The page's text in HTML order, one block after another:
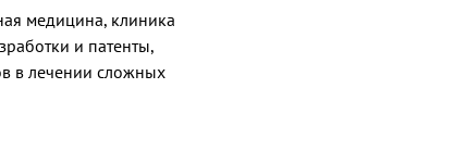
медицина, клиника
и патенты,
в лечении сложных